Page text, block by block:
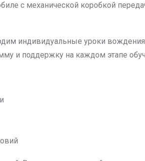
с механической коробкой
индивидуальные уроки
и поддержку на каждом этапе